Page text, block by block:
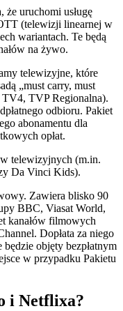
że uruchomi usługę
(telewizji linearnej w
wariantach. Te będą
na żywo.
telewizyjne, które
„must carry, must
TVP Regionalna).
odbioru. Pakiet
abonamentu dla
opłat.
telewizyjnych (m.in.
Da Vinci Kids).
Zawiera blisko 90
BBC, Viasat World,
kanałów filmowych
Dopłata za niego
objęty bezpłatnym
w przypadku Pakietu
i Netflixa?